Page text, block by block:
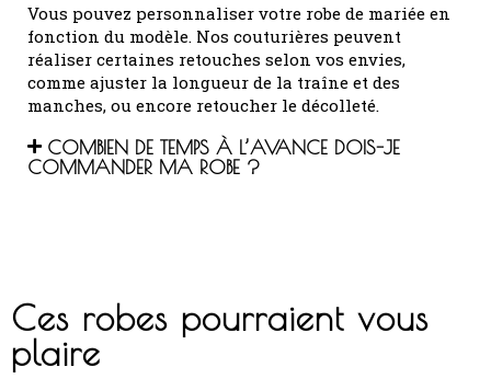
Vous pouvez personnaliser votre robe de mariée en
fonction du modèle. Nos couturières peuvent
réaliser certaines retouches selon vos envies,
comme ajuster la longueur de la traîne et des
manches, ou encore retoucher le décolleté.
COMBIEN DE TEMPS À L’AVANCE DOIS-JE
COMMANDER MA ROBE ?
Ces robes pourraient vous
plaire